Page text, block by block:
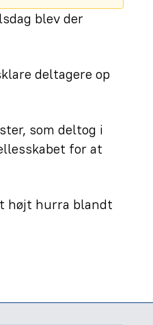
blev der
deltagere op
som deltog i
for at
højt hurra blandt